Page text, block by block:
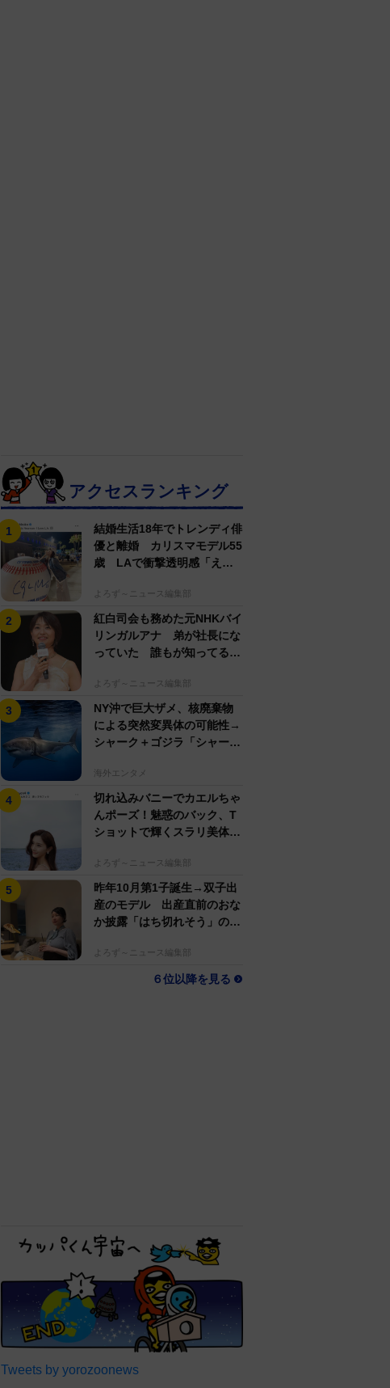
アクセスランキング
結婚生活18年でトレンディ俳
優と離婚 カリスマモデル55
歳 LAで衝撃透明感「えっ
よろず～ニュース編集部
紅白司会も務めた元NHKバイ
リンガルアナ 弟が社長にな
っていた 誰もが知ってる有
よろず～ニュース編集部
NY沖で巨大ザメ、核廃棄物
による突然変異体の可能性→
シャーク＋ゴジラ「シャーク
海外エンタメ
切れ込みバニーでカエルちゃ
んポーズ！魅惑のバック、T
ショットで輝くスラリ美体
よろず～ニュース編集部
昨年10月第1子誕生→双子出
産のモデル 出産直前のおな
か披露「はち切れそう」の
よろず～ニュース編集部
６位以降を見る
Tweets by yorozoonews